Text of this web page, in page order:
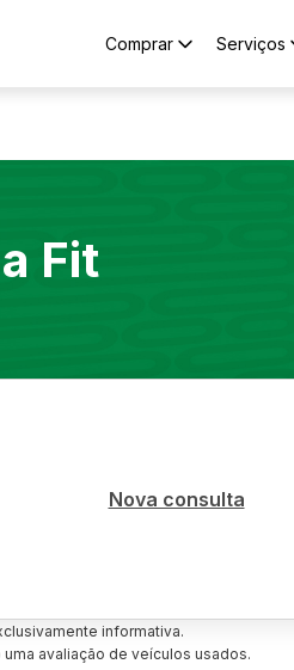
Comprar Serviços
Fit
Nova consulta
informativa.
avaliação de veículos usados.